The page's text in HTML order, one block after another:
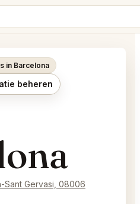
in Barcelona
beheren
Sant Gervasi, 08006